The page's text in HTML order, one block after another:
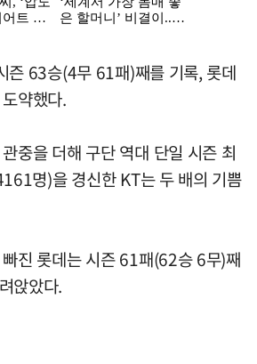
즌 63승(4무 61패)째를 기록, 롯데
약했다.
중을 더해 구단 역대 단일 시즌 최
명)을 경신한 KT는 두 배의 기쁨
진 롯데는 시즌 61패(62승 6무)째
앉았다.